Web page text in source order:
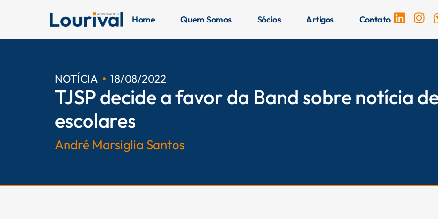
Home Quem Somos Sócios Artigos Contato
L
n
i
n
I
s
r
a
NOTÍCIA 18/08/2022
TJSP decide a favor da Band sobre notícia
escolares
André Marsiglia Santos